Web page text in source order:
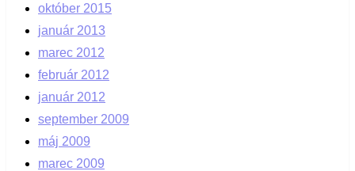
október 2015
január 2013
marec 2012
február 2012
január 2012
september 2009
máj 2009
marec 2009